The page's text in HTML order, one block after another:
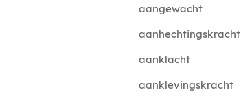
aangewacht
aanhechtingskracht
aanklacht
aanklevingskracht